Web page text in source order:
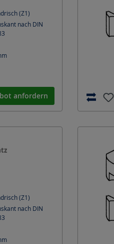
(Z1)
nach DIN
anfordern
(Z1)
nach DIN